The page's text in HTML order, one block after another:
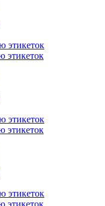
этикеток
этикеток
этикеток
этикеток
этикеток